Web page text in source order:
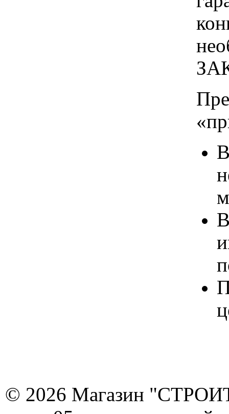
© 2026 Магазин